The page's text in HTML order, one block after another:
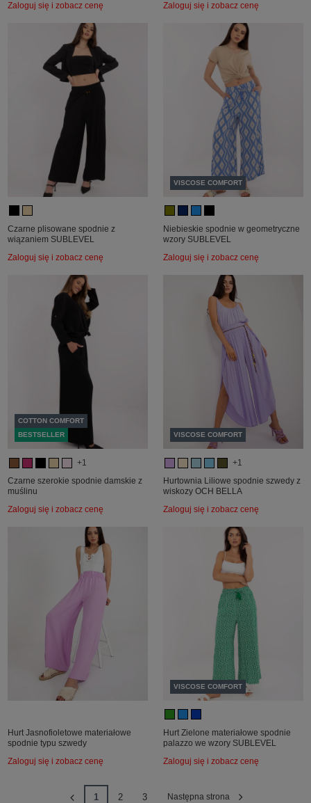
Zaloguj się i zobacz cenę Zaloguj się i zobacz cenę
Czarne plisowane spodnie z
wiązaniem SUBLEVEL
Zaloguj się i zobacz cenę
VISCOSE COMFORT
Niebieskie spodnie w geometryczne
wzory SUBLEVEL
Zaloguj się i zobacz cenę
COTTON COMFORT
BESTSELLER
+1
Czarne szerokie spodnie damskie z
muślinu
Zaloguj się i zobacz cenę
VISCOSE COMFORT
+1
Hurtownia Liliowe spodnie szwedy z
wiskozy OCH BELLA
Zaloguj się i zobacz cenę
Hurt Jasnofioletowe materiałowe
spodnie typu szwedy
Zaloguj się i zobacz cenę
VISCOSE COMFORT
Hurt Zielone materiałowe spodnie
palazzo we wzory SUBLEVEL
Zaloguj się i zobacz cenę
1 2 3 Następna strona